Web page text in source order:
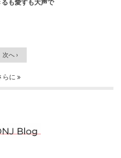
も愛すも大声で
次へ ›
らに